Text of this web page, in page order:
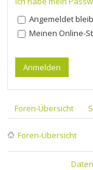
Angemeldet
Meinen Online-
Foren-Übersicht
Foren-Übersicht